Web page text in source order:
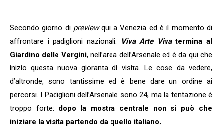
Secondo giorno di previewqui a Venezia ed è il momento di
affrontare i padiglioni nazionali.
Viva Arte Vivatermina al
Giardino delle Vergini, nell’area dell’Arsenale ed è da qui che
inizio questa nuova gioranta di visita. Le cose da vedere,
d’altronde, sono tantissime ed è bene dare un ordine ai
percorsi. I Padiglioni dell’Arsenale sono 24, ma la tentazione è
troppo forte: dopo la mostra centrale non si può che
iniziare la visita partendo da quello italiano.